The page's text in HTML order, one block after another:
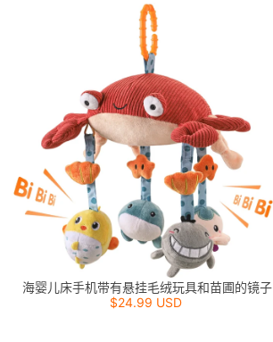
海婴儿床手机带有悬挂毛绒玩具和苗圃的镜子
$24.99 USD